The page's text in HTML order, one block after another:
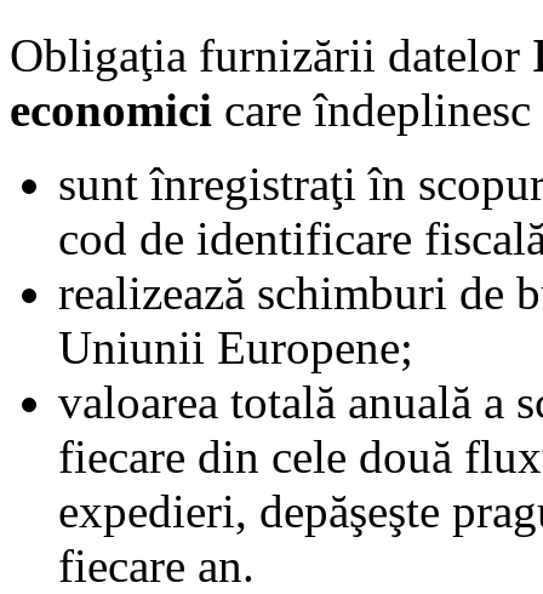
Obligaţia furnizării datelor
economici care
sunt înregistraţi în
cod de identificare
realizează schimburi de
Uniunii Europene;
valoarea totală anuală a
fiecare din cele două
expedieri, depăşeşte
fiecare an.